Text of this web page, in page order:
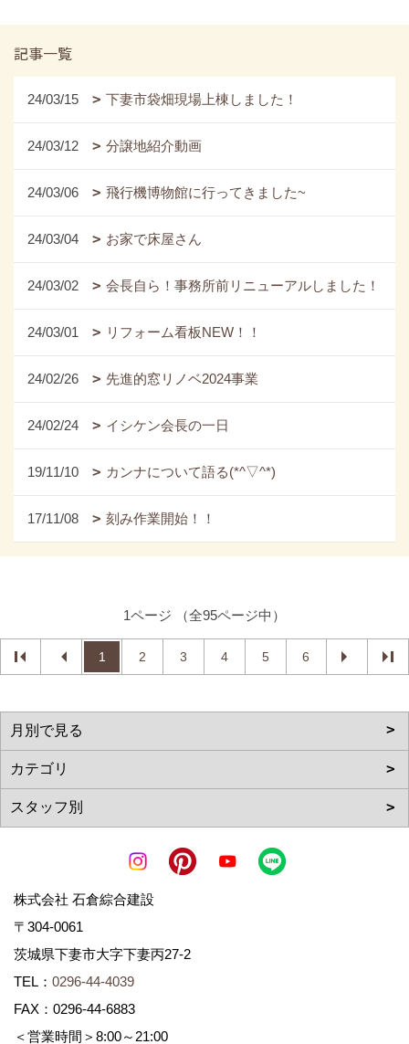
記事一覧
24/03/15 下妻市袋畑現場上棟しました！
24/03/12 分譲地紹介動画
24/03/06 飛行機博物館に行ってきました~
24/03/04 お家で床屋さん
24/03/02 会長自ら！事務所前リニューアルしました！
24/03/01 リフォーム看板NEW！！
24/02/26 先進的窓リノベ2024事業
24/02/24 イシケン会長の一日
19/11/10 カンナについて語る(*^▽^*)
17/11/08 刻み作業開始！！
1ページ （全95ページ中）
1 2 3 4 5 6
株式会社 石倉綜合建設
〒304-0061
茨城県下妻市大字下妻丙27-2
TEL： 0296-44-4039
FAX：0296-44-6883
＜営業時間＞8:00～21:00